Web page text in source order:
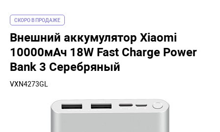
СКОРО В ПРОДАЖЕ
Внешний аккумулятор Xiaomi
10000мАч 18W Fast Charge Power
Bank 3 Серебряный
VXN4273GL